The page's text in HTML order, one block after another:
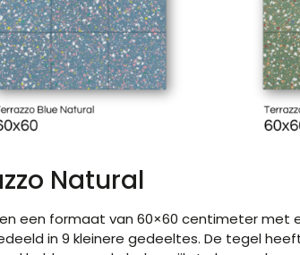
Natural
een formaat van 60×60 centimeter met
in 9 kleinere gedeeltes. De tegel